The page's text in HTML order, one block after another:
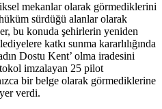
mekanlar olarak görmediklerini
sürdüğü alanlar olarak
bu konuda şehirlerin yeniden
katkı sunma kararlılığında
Dostu Kent’ olma iradesini
imzalayan 25 pilot
bir belge olarak görmediklerine
verdi.